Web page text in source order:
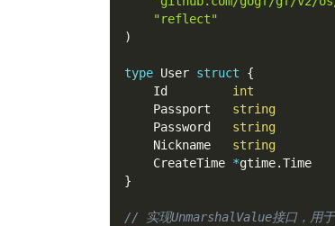
"reflect"
)
type User struct
{
    Id
int
    Passport
string
    Password
string
    Nickname
string
    CreateTime
*gtime.Time
}
// 实现UnmarshalValue接口，用于